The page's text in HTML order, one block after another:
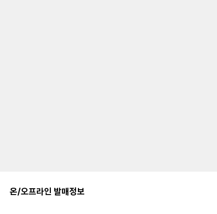
온/오프라인 발매정보